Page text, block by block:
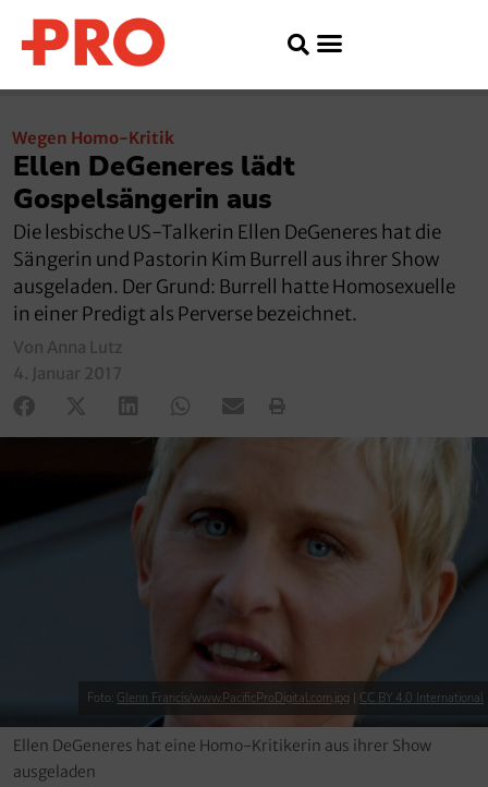
Wegen Homo-Kritik
Ellen DeGeneres lädt
Gospelsängerin aus
Die lesbische US-Talkerin Ellen DeGeneres hat die
Sängerin und Pastorin Kim Burrell aus ihrer Show
ausgeladen. Der Grund: Burrell hatte Homosexuelle
in einer Predigt als Perverse bezeichnet.
Von Anna Lutz
4. Januar 2017
Foto: Glenn Francis/www.PacificProDigital.com.jpg CC BY 4.0 International
Ellen DeGeneres hat eine Homo-Kritikerin aus ihrer Show
ausgeladen